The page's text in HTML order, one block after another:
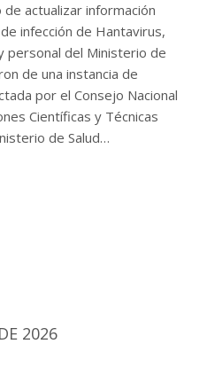
actualizar información
infección de Hantavirus,
personal del Ministerio de
de una instancia de
por el Consejo Nacional
Científicas y Técnicas
de Salud…
2026